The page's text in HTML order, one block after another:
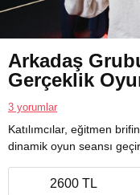
Arkadaş
Gerçeklik
3 yorumlar
Katılımcılar, eğitmen
dinamik oyun seansı
2600 TL